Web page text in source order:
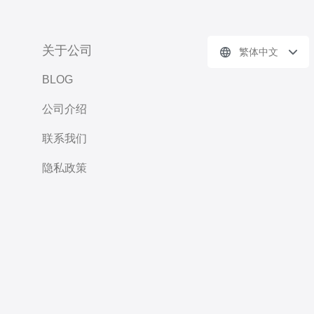
关于公司
BLOG
公司介绍
联系我们
隐私政策
繁体中文